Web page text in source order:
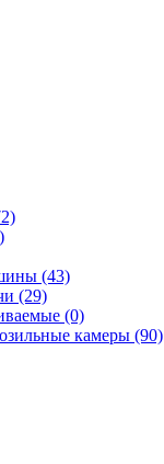
(43)
(29)
(0)
камеры (90)